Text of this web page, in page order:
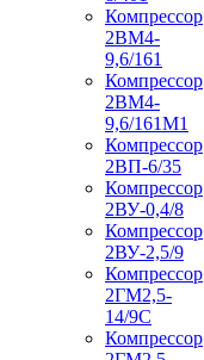
Компрессор
2ВМ4-
9,6/161
Компрессор
2ВМ4-
9,6/161М1
Компрессор
2ВП-6/35
Компрессор
2ВУ-0,4/8
Компрессор
2ВУ-2,5/9
Компрессор
2ГМ2,5-
14/9С
Компрессор